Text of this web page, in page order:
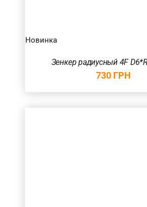
Новинка
Зенкер радиусный 4F
730 ГРН